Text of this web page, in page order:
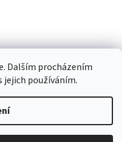
Dalším procházením
jejich používáním.